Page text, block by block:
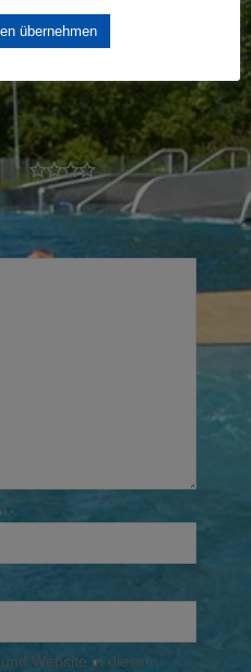
veröffentlicht.
Website in diesem
übernehmen